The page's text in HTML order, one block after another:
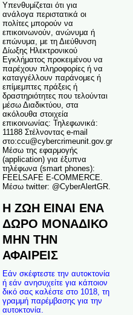
Υπενθυμίζεται ότι για
ανάλογα περιστατικά οι
πολίτες μπορούν να
επικοινωνούν, ανώνυμα ή
επώνυμα, με τη Διεύθυνση
Δίωξης Ηλεκτρονικού
Εγκλήματος προκειμένου να
παρέχουν πληροφορίες ή να
καταγγέλλουν παράνομες ή
επίμεμπτες πράξεις ή
δραστηριότητες που τελούνται
μέσω Διαδικτύου, στα
ακόλουθα στοιχεία
επικοινωνίας: Τηλεφωνικά:
11188 Στέλνοντας e-mail
στο:ccu@cybercrimeunit.gov.gr
Μέσω της εφαρμογής
(application) για έξυπνα
τηλέφωνα (smart phones):
FEELSAFE E-COMMERCE.
Μέσω twitter: @CyberAlertGR.
Η ΖΩΗ ΕΙΝΑΙ ΕΝΑ
ΔΩΡΟ ΜΟΝΑΔΙΚΟ
ΜΗΝ ΤΗΝ
ΑΦΑΙΡΕΙΣ
Εάν σκέφτεστε την αυτοκτονία
ή εάν ανησυχείτε για κάποιον
δικό σας καλέστε στο 1018, τη
γραμμή παρέμβασης για την
αυτοκτονία.